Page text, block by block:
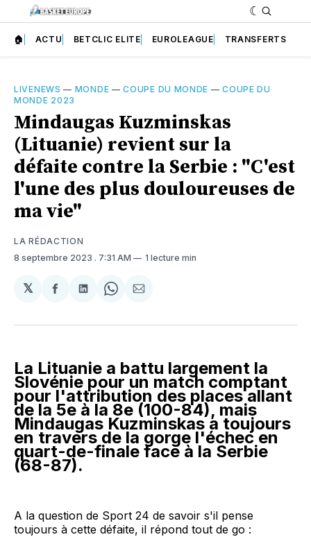
🏠 ACTU BETCLIC ELITE EUROLEAGUE TRANSFERTS
LIVENEWS — MONDE —COUPE DU MONDE —COUPE DU
MONDE 2023
Mindaugas Kuzminskas
(Lituanie) revient sur la
défaite contre la Serbie : "C'est
l'une des plus douloureuses de
ma vie"
LA RÉDACTION
8 septembre 2023 . 7:31 AM 1 lecture min
𝕏
Partager
Facebook
Partager
LinkedIn
Share
WhatsApp
Partager
Courriel
La Lituanie a battu largement la
Slovénie pour un match comptant
pour l'attribution des places allant
de la 5e à la 8e (100-84), mais
Mindaugas Kuzminskas a toujours
en travers de la gorge l'échec en
quart-de-finale face à la Serbie
(68-87).
A la question de Sport 24 de savoir s'il pense
toujours à cette défaite, il répond tout de go :